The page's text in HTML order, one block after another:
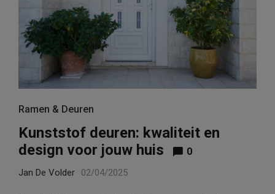
Ramen & Deuren
Kunststof deuren: kwaliteit en
design voor jouw huis
0
Jan De Volder 02/04/2025